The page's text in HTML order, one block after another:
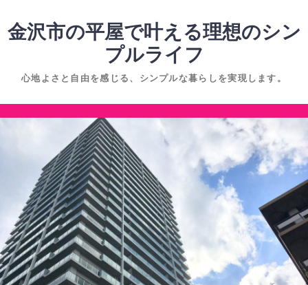
ン
へ
ス
金沢市の平屋で叶える理想のシン
プルライフ
心地よさと自由を感じる、シンプルな暮らしを実現します。
コ
ス
キ
ッ